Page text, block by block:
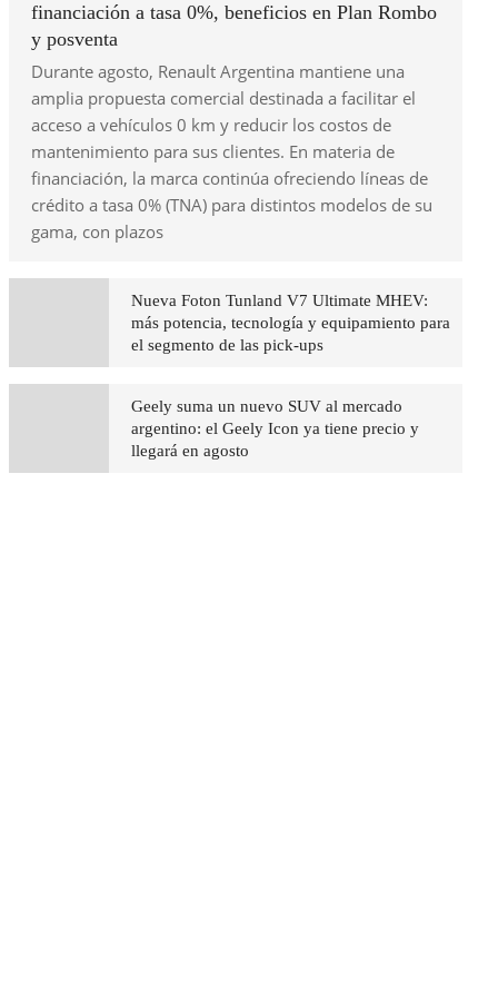
financiación a tasa 0%, beneficios en Plan Rombo
y posventa
Durante agosto, Renault Argentina mantiene una
amplia propuesta comercial destinada a facilitar el
acceso a vehículos 0 km y reducir los costos de
mantenimiento para sus clientes. En materia de
financiación, la marca continúa ofreciendo líneas de
crédito a tasa 0% (TNA) para distintos modelos de su
gama, con plazos
Nueva Foton Tunland V7 Ultimate MHEV:
más potencia, tecnología y equipamiento para
el segmento de las pick-ups
Geely suma un nuevo SUV al mercado
argentino: el Geely Icon ya tiene precio y
llegará en agosto